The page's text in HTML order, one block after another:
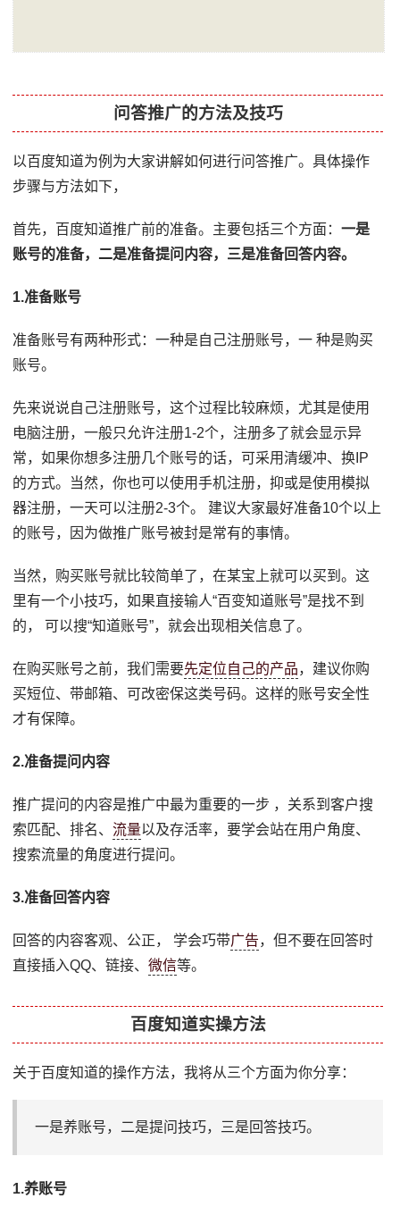
问答推广的方法及技巧
以百度知道为例为大家讲解如何进行问答推广。具体操作
步骤与方法如下，
首先，百度知道推广前的准备。主要包括三个方面：一是
账号的准备，二是准备提问内容，三是准备回答内容。
1.准备账号
准备账号有两种形式：一种是自己注册账号，一 种是购买
账号。
先来说说自己注册账号，这个过程比较麻烦，尤其是使用
电脑注册，一般只允许注册1-2个，注册多了就会显示异
常，如果你想多注册几个账号的话，可采用清缓冲、换IP
的方式。当然，你也可以使用手机注册，抑或是使用模拟
器注册，一天可以注册2-3个。 建议大家最好准备10个以上
的账号，因为做推广账号被封是常有的事情。
当然，购买账号就比较简单了，在某宝上就可以买到。这
里有一个小技巧，如果直接输人“百变知道账号”是找不到
的， 可以搜“知道账号”，就会出现相关信息了。
在购买账号之前，我们需要先定位自己的产品，建议你购
买短位、带邮箱、可改密保这类号码。这样的账号安全性
才有保障。
2.准备提问内容
推广提问的内容是推广中最为重要的一步 ，关系到客户搜
索匹配、排名、流量以及存活率，要学会站在用户角度、
搜索流量的角度进行提问。
3.准备回答内容
回答的内容客观、公正， 学会巧带广告，但不要在回答时
直接插入QQ、链接、微信等。
百度知道实操方法
关于百度知道的操作方法，我将从三个方面为你分享：
一是养账号，二是提问技巧，三是回答技巧。
1.养账号